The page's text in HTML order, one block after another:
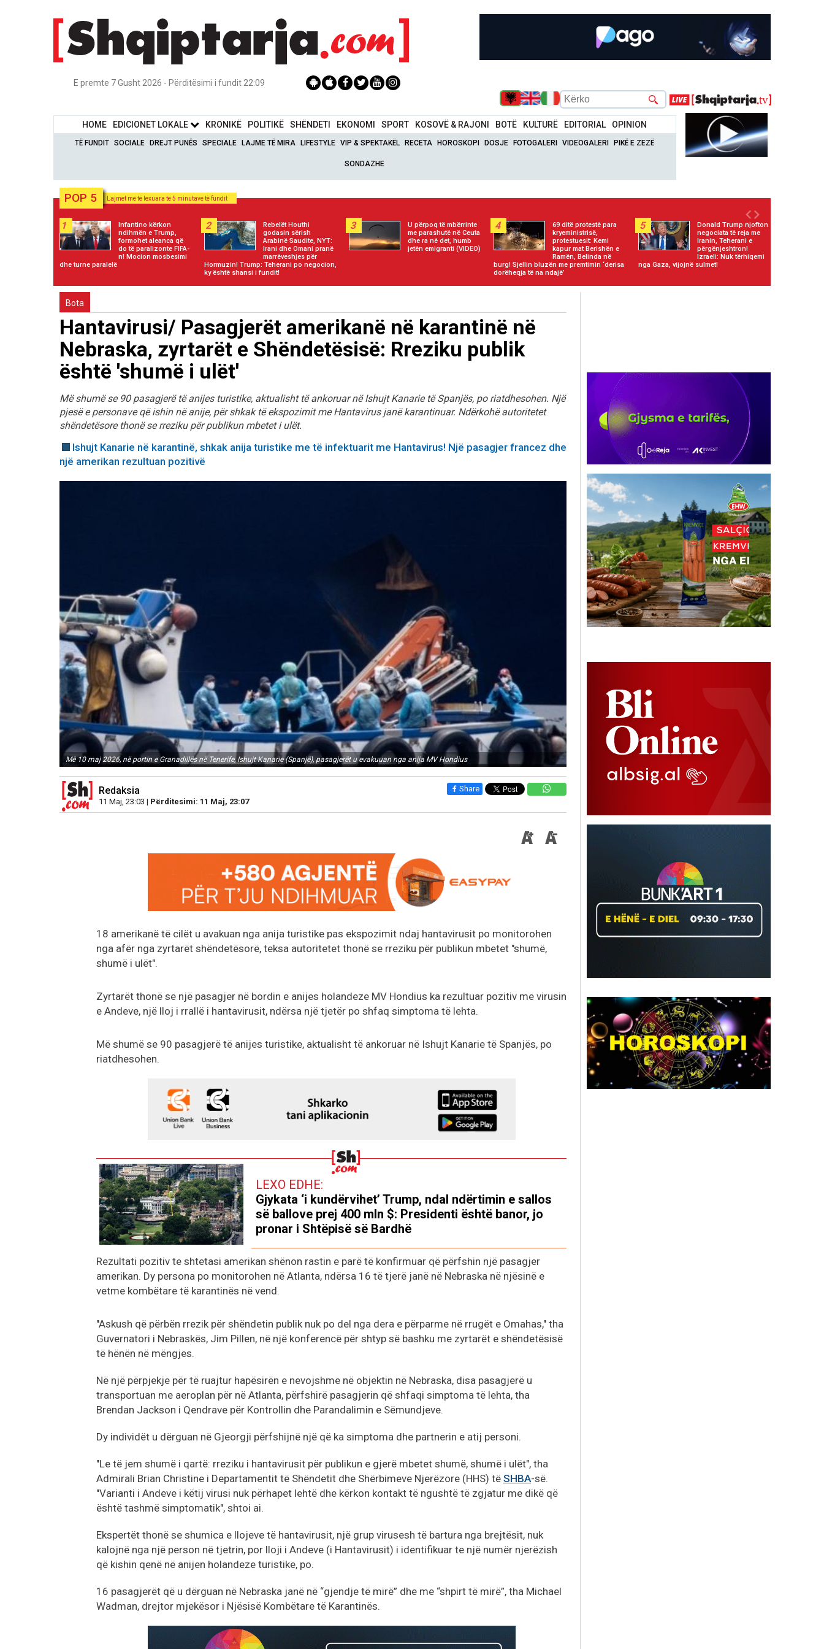
E premte 7 Gusht 2026 - Përditësimi i fundit 22:09
HOME EDICIONET LOKALE KRONIKË POLITIKË SHËNDETI EKONOMI SPORT KOSOVË & RAJONI BOTË KULTURË EDITORIAL OPINION
TË FUNDIT SOCIALE DREJT PUNËS SPECIALE LAJME TË MIRA LIFESTYLE VIP & SPEKTAKËL RECETA HOROSKOPI DOSJE FOTOGALERI VIDEOGALERI PIKË E ZEZË
SONDAZHE
POP 5 Lajmet më të lexuara të 5 minutave të fundit
1
Infantino kërkon
ndihmën e Trump,
formohet aleanca që
do të paralizonte FIFA-
n! Mocion mosbesimi
dhe turne paralelë
2
Rebelët Houthi
godasin sërish
Arabinë Saudite, NYT:
Irani dhe Omani pranë
marrëveshjes për
Hormuzin! Trump: Teherani po negocion,
ky është shansi i fundit!
3
U përpoq të mbërrinte
me parashutë në Ceuta
dhe ra në det, humb
jetën emigranti (VIDEO)
4
69 ditë protestë para
kryeministrisë,
protestuesit: Kemi
kapur mat Berishën e
Ramën, Belinda në
burg! Sjellin bluzën me premtimin ‘derisa
dorëheqja të na ndajë’
5
Donald Trump njofton
negociata të reja me
Iranin, Teherani e
përgënjeshtron!
Izraeli: Nuk tërhiqemi
nga Gaza, vijojnë sulmet!
Bota
Hantavirusi/ Pasagjerët amerikanë në karantinë në
Nebraska, zyrtarët e Shëndetësisë: Rreziku publik
është 'shumë i ulët'
Më shumë se 90 pasagjerë të anijes turistike, aktualisht të ankoruar në Ishujt Kanarie të Spanjës, po riatdhesohen. Një
pjesë e personave që ishin në anije, për shkak të ekspozimit me Hantavirus janë karantinuar. Ndërkohë autoritetet
shëndetësore thonë se rreziku për publikun mbetet i ulët.
Ishujt Kanarie në karantinë, shkak anija turistike me të infektuarit me Hantavirus! Një pasagjer francez dhe
një amerikan rezultuan pozitivë
Më 10 maj 2026, në portin e Granadillës në Tenerife, Ishujt Kanarie (Spanjë), pasagjerët u evakuuan nga anija MV Hondius
Redaksia
11 Maj, 23:03 | Përditesimi: 11 Maj, 23:07
Share
18 amerikanë të cilët u avakuan nga anija turistike pas ekspozimit ndaj hantavirusit po monitorohen
nga afër nga zyrtarët shëndetësorë, teksa autoritetet thonë se rreziku për publikun mbetet "shumë,
shumë i ulët".
Zyrtarët thonë se një pasagjer në bordin e anijes holandeze MV Hondius ka rezultuar pozitiv me virusin
e Andeve, një lloj i rrallë i hantavirusit, ndërsa një tjetër po shfaq simptoma të lehta.
Më shumë se 90 pasagjerë të anijes turistike, aktualisht të ankoruar në Ishujt Kanarie të Spanjës, po
riatdhesohen.
LEXO EDHE:
Gjykata ‘i kundërvihet’ Trump, ndal ndërtimin e sallos
së ballove prej 400 mln $: Presidenti është banor, jo
pronar i Shtëpisë së Bardhë
Rezultati pozitiv te shtetasi amerikan shënon rastin e parë të konfirmuar që përfshin një pasagjer
amerikan. Dy persona po monitorohen në Atlanta, ndërsa 16 të tjerë janë në Nebraska në njësinë e
vetme kombëtare të karantinës në vend.
"Askush që përbën rrezik për shëndetin publik nuk po del nga dera e përparme në rrugët e Omahas," tha
Guvernatori i Nebraskës, Jim Pillen, në një konferencë për shtyp së bashku me zyrtarët e shëndetësisë
të hënën në mëngjes.
Në një përpjekje për të ruajtur hapësirën e nevojshme në objektin në Nebraska, disa pasagjerë u
transportuan me aeroplan për në Atlanta, përfshirë pasagjerin që shfaqi simptoma të lehta, tha
Brendan Jackson i Qendrave për Kontrollin dhe Parandalimin e Sëmundjeve.
Dy individët u dërguan në Gjeorgji përfshijnë një që ka simptoma dhe partnerin e atij personi.
"Le të jem shumë i qartë: rreziku i hantavirusit për publikun e gjerë mbetet shumë, shumë i ulët", tha
Admirali Brian Christine i Departamentit të Shëndetit dhe Shërbimeve Njerëzore (HHS) të SHBA-së.
"Varianti i Andeve i këtij virusi nuk përhapet lehtë dhe kërkon kontakt të ngushtë të zgjatur me dikë që
është tashmë simptomatik", shtoi ai.
Ekspertët thonë se shumica e llojeve të hantavirusit, një grup virusesh të bartura nga brejtësit, nuk
kalojnë nga një person në tjetrin, por lloji i Andeve (i Hantavirusit) i identifikuar te një numër njerëzish
që kishin qenë në anijen holandeze turistike, po.
16 pasagjerët që u dërguan në Nebraska janë në “gjendje të mirë” dhe me “shpirt të mirë”, tha Michael
Wadman, drejtor mjekësor i Njësisë Kombëtare të Karantinës.